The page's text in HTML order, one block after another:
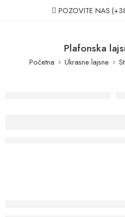
POZOVITE NAS
Plafonska
Početna Ukrasne lajsne